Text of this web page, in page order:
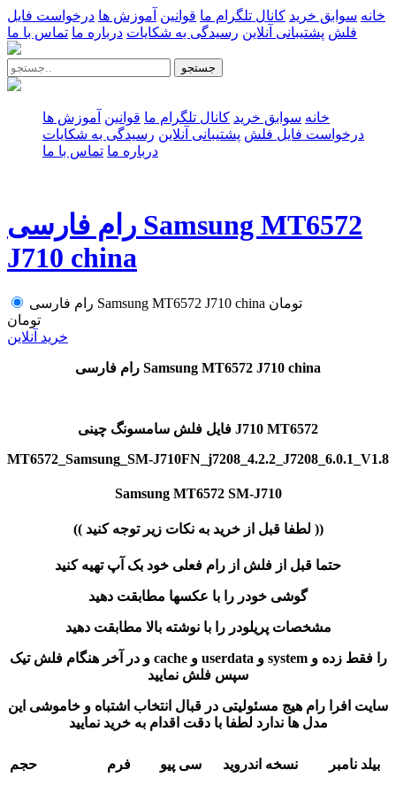
خانه سوابق خرید کانال تلگرام ما قوانین آموزش ها درخواست فایل
فلش پشتیبانی آنلاین رسیدگی به شکایات درباره ما تماس با ما
جستجو
خانه سوابق خرید کانال تلگرام ما قوانین آموزش ها
درخواست فایل فلش پشتیبانی آنلاین رسیدگی به شکایات
درباره ما تماس با ما
رام فارسی Samsung MT6572
J710 china
رام فارسی Samsung MT6572 J710 china تومان
تومان
خرید آنلاین
رام فارسی Samsung MT6572 J710 china
فایل فلش سامسونگ چینی J710 MT6572
MT6572_Samsung_SM-J710FN_j7208_4.2.2_J7208_6.0.1_V1.8
Samsung MT6572 SM-J710
(( لطفا قبل از خرید به نکات زیر توجه کنید ))
حتما قبل از فلش از رام فعلی خود بک آپ تهیه کنید
گوشی خودر را با عکسها مطابقت دهید
مشخصات پریلودر را با نوشته بالا مطابقت دهید
و در آخر هنگام فلش تیک cache و userdata و system را فقط زده و
سپس فلش نمایید
سایت افرا رام هیج مسئولیتی در قبال انتخاب اشتباه و خاموشی این
مدل ها ندارد لطفا با دقت اقدام به خرید نمایید
حجم فرم سی پیو نسخه اندروید بیلد نامبر